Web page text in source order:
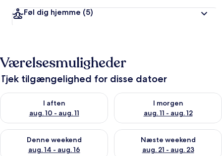
Føl dig hjemme (5)
Værelsesmuligheder
Tjek tilgængelighed for disse datoer
I aften
aug. 10 - aug. 11
Tjek tilgængelighed for i aften aug. 10 - aug. 11
I morgen
aug. 11 - aug. 12
Tjek tilgængelighed for i
Denne weekend
aug. 14 - aug. 16
Tjek tilgængelighed for denne weekend aug. 14 - aug. 16
Næste weekend
aug. 21 - aug. 23
Tjek tilgængelighed for næste